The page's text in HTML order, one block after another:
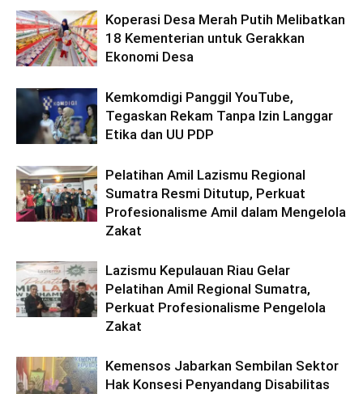
Koperasi Desa Merah Putih Melibatkan
18 Kementerian untuk Gerakkan
Ekonomi Desa
Kemkomdigi Panggil YouTube,
Tegaskan Rekam Tanpa Izin Langgar
Etika dan UU PDP
Pelatihan Amil Lazismu Regional
Sumatra Resmi Ditutup, Perkuat
Profesionalisme Amil dalam Mengelola
Zakat
Lazismu Kepulauan Riau Gelar
Pelatihan Amil Regional Sumatra,
Perkuat Profesionalisme Pengelola
Zakat
Kemensos Jabarkan Sembilan Sektor
Hak Konsesi Penyandang Disabilitas